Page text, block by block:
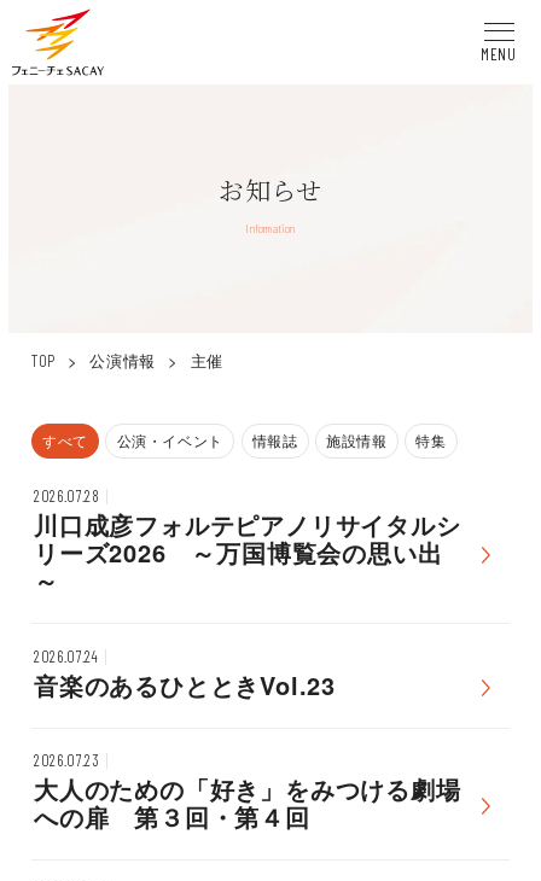
MENU
お知らせ
Information
TOP > 公演情報 > 主催
すべて 公演・イベント 情報誌 施設情報 特集
2026.07.28
川口成彦フォルテピアノリサイタルシ
リーズ2026 ～万国博覧会の思い出
～
2026.07.24
音楽のあるひとときVol.23
2026.07.23
大人のための「好き」をみつける劇場
への扉 第３回・第４回